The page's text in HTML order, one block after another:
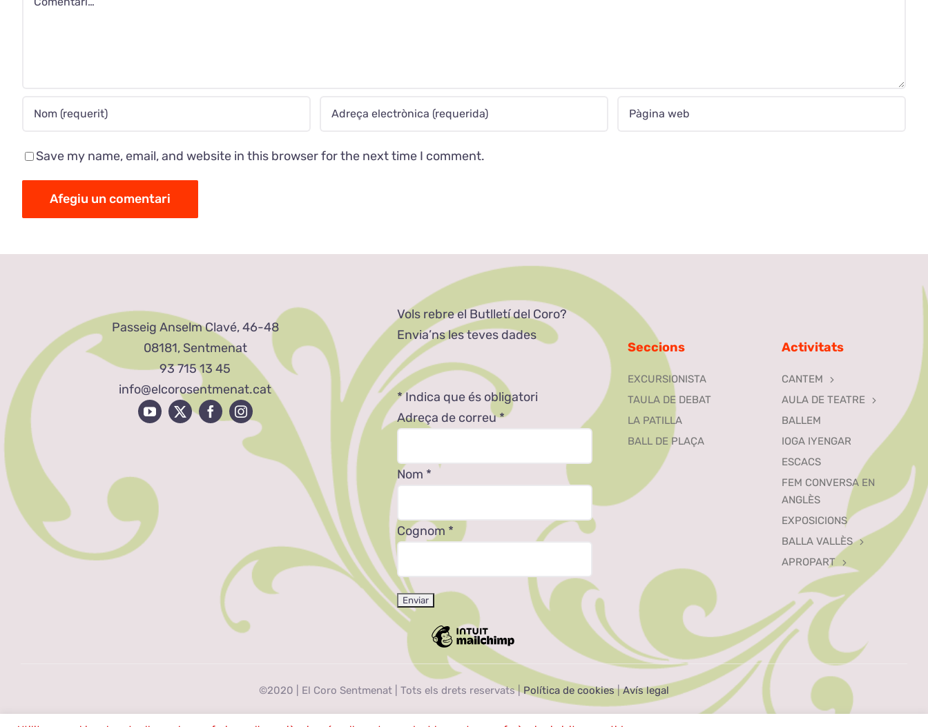
Save my name, email, and website in this browser for the next time I comment.
Passeig Anselm Clavé, 46-48
08181, Sentmenat
93 715 13 45
info@elcorosentmenat.cat
Vols rebre el Butlletí del Coro?
Envia’ns les teves dades
*Indica que és obligatori
Adreça de correu*
Nom *
Cognom *
Seccions
EXCURSIONISTA
TAULA DE DEBAT
LA PATILLA
BALL DE PLAÇA
Activitats
CANTEM
AULA DE TEATRE
BALLEM
IOGA IYENGAR
ESCACS
FEM CONVERSA EN
ANGLÈS
EXPOSICIONS
BALLA VALLÈS
APROPART
©2020 | El Coro Sentmenat | Tots els drets reservats |Política de cookies|Avís legal